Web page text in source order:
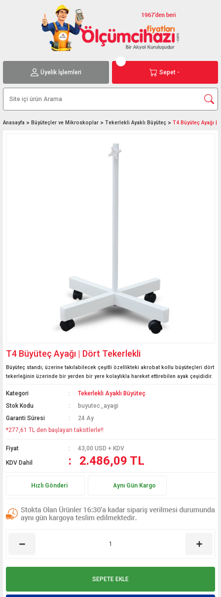
Üyelik İşlemleri Sepet -
Anasayfa Büyüteçler ve Mikroskoplar Tekerlekli Ayaklı Büyüteç T4 Büyüteç Ayağı |
T4 Büyüteç Ayağı | Dört Tekerlekli
Büyüteç standı; üzerine takılabilecek çeşitli özellikteki akrobat kollu büyüteçleri dört
tekerleğinin üzerinde bir yerden bir yere kolaylıkla hareket ettirebilen ayak çeşididir.
Kategori
Tekerlekli Ayaklı Büyüteç
Stok Kodu
buyutec_ayagi
Garanti Süresi
24 Ay
*277,61 TL den başlayan taksitlerle!!
Fiyat 43,00 USD + KDV
KDV Dahil 2.486,09 TL
Hızlı Gönderi Aynı Gün Kargo
SEPETE EKLE